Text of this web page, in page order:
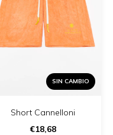
SIN CAMBIO
Short Cannelloni
€18,68